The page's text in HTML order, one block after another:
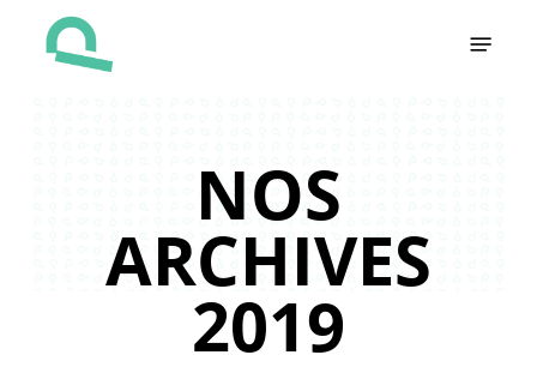
NOS
ARCHIVES
2019